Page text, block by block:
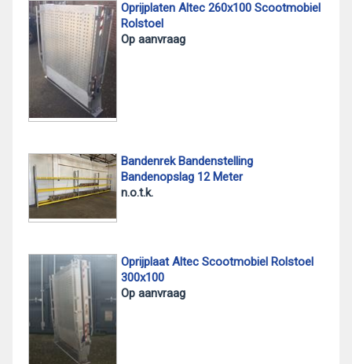
Oprijplaten Altec 260x100 Scootmobiel
Rolstoel
Op aanvraag
Bandenrek Bandenstelling
Bandenopslag 12 Meter
n.o.t.k.
Oprijplaat Altec Scootmobiel Rolstoel
300x100
Op aanvraag